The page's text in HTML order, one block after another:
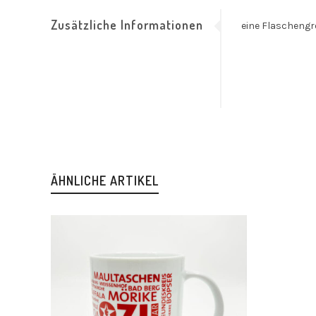
Zusätzliche Informationen eine
ÄHNLICHE ARTIKEL